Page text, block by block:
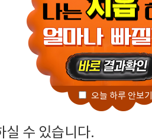
실 수 있습니다.
오늘 하루 안보기